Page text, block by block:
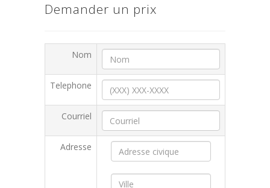
Demander un prix
Nom
Telephone
Courriel
Adresse